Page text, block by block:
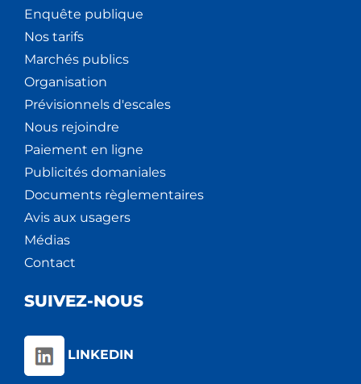
Enquête publique
Nos tarifs
Marchés publics
Organisation
Prévisionnels d'escales
Nous rejoindre
Paiement en ligne
Publicités domaniales
Documents règlementaires
Avis aux usagers
Médias
Contact
SUIVEZ-NOUS
LINKEDIN